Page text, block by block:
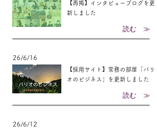
【再掲】インタビューブログを更
新しました
読む ≫
26/6/16
【採用サイト】常務の部屋「バリ
オのビジネス」を更新しました
読む ≫
26/6/12